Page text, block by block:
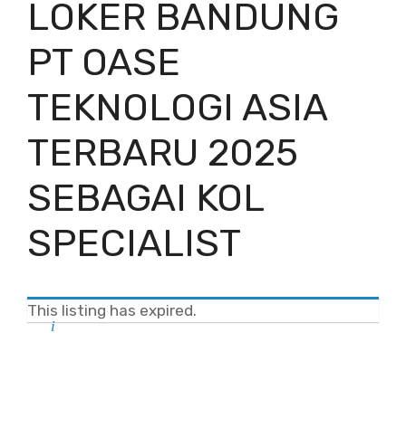
LOKER BANDUNG
PT OASE
TEKNOLOGI ASIA
TERBARU 2025
SEBAGAI KOL
SPECIALIST
This listing has expired.